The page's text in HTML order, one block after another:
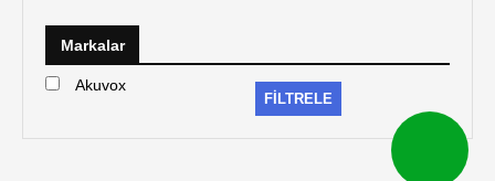
Markalar
Akuvox
FILTRELE